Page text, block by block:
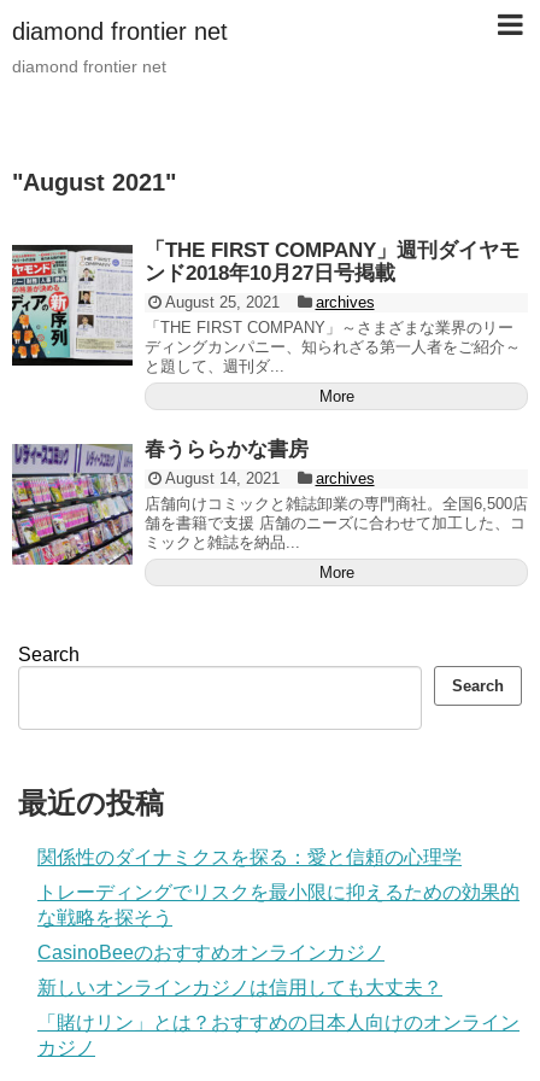
diamond frontier net
diamond frontier net
"August 2021"
「THE FIRST COMPANY」週刊ダイヤモ
ンド2018年10月27日号掲載
August 25, 2021
archives
「THE FIRST COMPANY」～さまざまな業界のリー
ディングカンパニー、知られざる第一人者をご紹介～
と題して、週刊ダ...
More
春うららかな書房
August 14, 2021
archives
店舗向けコミックと雑誌卸業の専門商社。全国6,500店
舗を書籍で支援 店舗のニーズに合わせて加工した、コ
ミックと雑誌を納品...
More
Search
Search
最近の投稿
関係性のダイナミクスを探る：愛と信頼の心理学
トレーディングでリスクを最小限に抑えるための効果的
な戦略を探そう
CasinoBeeのおすすめオンラインカジノ
新しいオンラインカジノは信用しても大丈夫？
「賭けリン」とは？おすすめの日本人向けのオンライン
カジノ